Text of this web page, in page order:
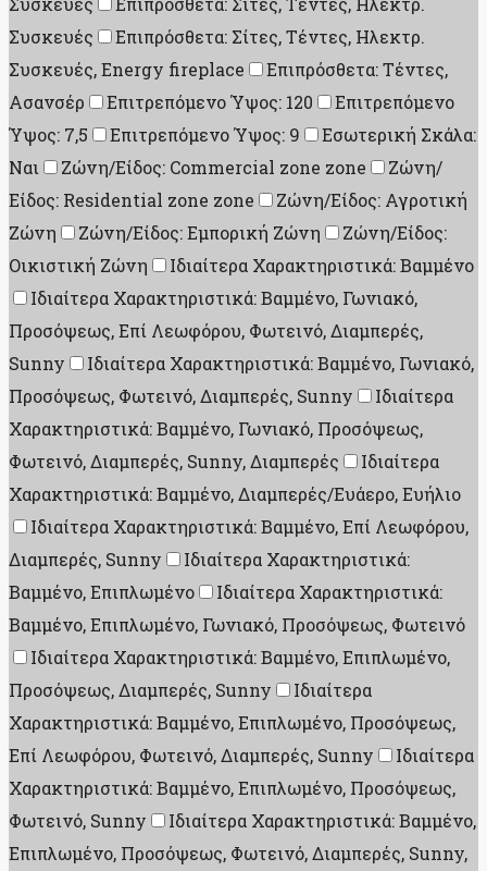
Συσκευές
Επιπρόσθετα: Σίτες, Τέντες, Ηλεκτρ.
Συσκευές, Energy fireplace
Επιπρόσθετα: Τέντες,
Ασανσέρ
Επιτρεπόμενο Ύψος: 120
Επιτρεπόμενο
Ύψος: 7,5
Επιτρεπόμενο Ύψος: 9
Εσωτερική Σκάλα:
Ναι
Ζώνη/Είδος: Commercial zone zone
Ζώνη/
Είδος: Residential zone zone
Ζώνη/Είδος: Αγροτική
Ζώνη
Ζώνη/Είδος: Εμπορική Ζώνη
Ζώνη/Είδος:
Οικιστική Ζώνη
Ιδιαίτερα Χαρακτηριστικά: Βαμμένο
Ιδιαίτερα Χαρακτηριστικά: Βαμμένο, Γωνιακό,
Προσόψεως, Επί Λεωφόρου, Φωτεινό, Διαμπερές,
Sunny
Ιδιαίτερα Χαρακτηριστικά: Βαμμένο, Γωνιακό,
Προσόψεως, Φωτεινό, Διαμπερές, Sunny
Ιδιαίτερα
Χαρακτηριστικά: Βαμμένο, Γωνιακό, Προσόψεως,
Φωτεινό, Διαμπερές, Sunny, Διαμπερές
Ιδιαίτερα
Χαρακτηριστικά: Βαμμένο, Διαμπερές/Ευάερο, Ευήλιο
Ιδιαίτερα Χαρακτηριστικά: Βαμμένο, Επί Λεωφόρου,
Διαμπερές, Sunny
Ιδιαίτερα Χαρακτηριστικά:
Βαμμένο, Επιπλωμένο
Ιδιαίτερα Χαρακτηριστικά:
Βαμμένο, Επιπλωμένο, Γωνιακό, Προσόψεως, Φωτεινό
Ιδιαίτερα Χαρακτηριστικά: Βαμμένο, Επιπλωμένο,
Προσόψεως, Διαμπερές, Sunny
Ιδιαίτερα
Χαρακτηριστικά: Βαμμένο, Επιπλωμένο, Προσόψεως,
Επί Λεωφόρου, Φωτεινό, Διαμπερές, Sunny
Ιδιαίτερα
Χαρακτηριστικά: Βαμμένο, Επιπλωμένο, Προσόψεως,
Φωτεινό, Sunny
Ιδιαίτερα Χαρακτηριστικά: Βαμμένο,
Επιπλωμένο, Προσόψεως, Φωτεινό, Διαμπερές, Sunny,